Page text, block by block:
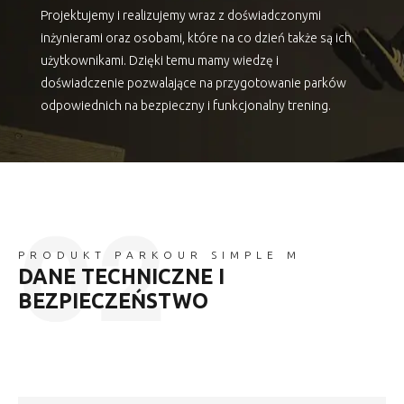
Projektujemy i realizujemy wraz z doświadczonymi
inżynierami oraz osobami, które na co dzień także są ich
użytkownikami. Dzięki temu mamy wiedzę i
doświadczenie pozwalające na przygotowanie parków
odpowiednich na bezpieczny i funkcjonalny trening.
PRODUKT PARKOUR SIMPLE M
DANE TECHNICZNE I
BEZPIECZEŃSTWO